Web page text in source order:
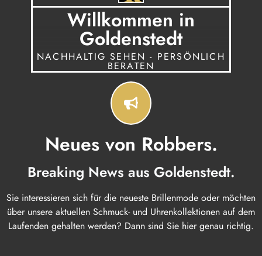
Willkommen in
Goldenstedt
NACHHALTIG SEHEN - PERSÖNLICH
BERATEN
Neues von Robbers.
Breaking News aus Goldenstedt.
Sie interessieren sich für die neueste Brillenmode oder möchten
über unsere aktuellen Schmuck- und Uhrenkollektionen auf dem
Laufenden gehalten werden? Dann sind Sie hier genau richtig.